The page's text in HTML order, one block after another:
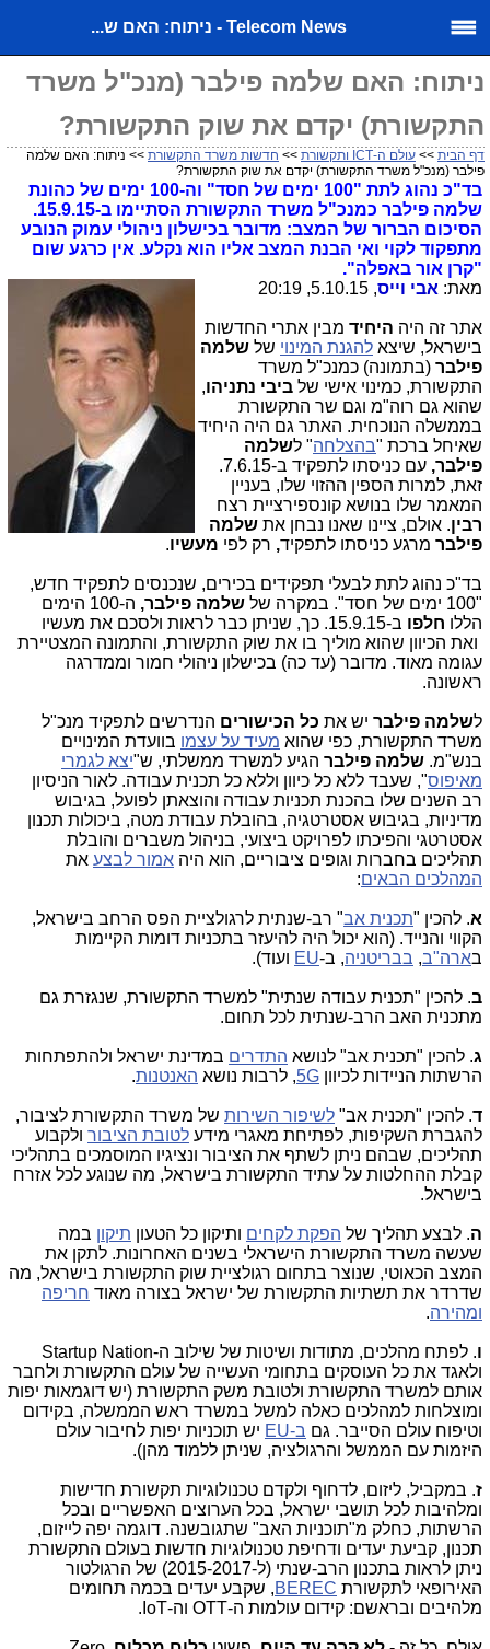
Telecom News - ניתוח: האם ש...
ניתוח: האם שלמה פילבר (מנכ"ל משרד
התקשורת) יקדם את שוק התקשורת?
דף הבית >> עולם ה-ICT ותקשורת >> חדשות משרד התקשורת >> ניתוח: האם שלמה
פילבר (מנכ"ל משרד התקשורת) יקדם את שוק התקשורת?
בד"כ נהוג לתת "100 ימים של חסד" וה-100 ימים של כהונת
שלמה פילבר כמנכ"ל משרד התקשורת הסתיימו ב-15.9.15.
הסיכום הברור של המצב: מדובר בכישלון ניהולי עמוק הנובע
מתפקוד לקוי ואי הבנת המצב אליו הוא נקלע. אין כרגע שום
"קרן אור באפלה".
מאת: אבי וייס, 5.10.15, 20:19
אתר זה היה היחיד מבין אתרי החדשות
בישראל, שיצא להגנת המינוי של שלמה
פילבר (בתמונה) כמנכ"ל משרד
התקשורת, כמינוי אישי של ביבי נתניהו,
שהוא גם רוה"מ וגם שר התקשורת
בממשלה הנוכחית. האתר גם היה היחיד
שאיחל ברכת "בהצלחה" לשלמה
פילבר,
עם כניסתו לתפקיד ב-7.6.15.
זאת, למרות הספין ההזוי שלו, בעניין
המאמר שלו בנושא קונספירציית רצח
רבין. אולם, ציינו שאנו נבחן את שלמה
פילבר מרגע כניסתו לתפקיד, רק לפי מעשיו.
בד"כ נהוג לתת לבעלי תפקידים בכירים, שנכנסים לתפקיד חדש,
"100 ימים של חסד". במקרה של
שלמה פילבר,
ה-100 הימים
הללו חלפו
ב-15.9.15. כך, שניתן כבר לראות ולסכם את מעשיו
ואת הכיוון שהוא מוליך בו את שוק התקשורת, והתמונה המצטיירת
עגומה מאוד. מדובר (עד כה) בכישלון ניהולי חמור וממדרגה
ראשונה.
לשלמה פילבר יש את כל הכישורים הנדרשים לתפקיד מנכ"ל
משרד התקשורת, כפי שהוא מעיד על עצמו בוועדת המינויים
בנש"מ. שלמה פילבר הגיע למשרד ממשלתי, ש"יצא לגמרי
מאיפוס", שעבד ללא כל כיוון וללא כל תכנית עבודה. לאור הניסיון
רב השנים שלו בהכנת תכניות עבודה והוצאתן לפועל, בגיבוש
מדיניות, בגיבוש אסטרטגיה, בהובלת עבודת מטה, ביכולות תכנון
אסטרטגי והפיכתו לפרויקט ביצועי, בניהול משברים והובלת
תהליכים בחברות וגופים ציבוריים, הוא היה אמור לבצע את
המהלכים הבאים:
א. להכין "תכנית אב" רב-שנתית לרגולציית הפס הרחב בישראל,
הקווי והנייד. (הוא יכול היה להיעזר בתכניות דומות הקיימות
בארה"ב, בבריטניה, ב-EU ועוד).
ב. להכין "תכנית עבודה שנתית" למשרד התקשורת, שנגזרת גם
מתכנית האב הרב-שנתית לכל תחום.
ג. להכין "תכנית אב" לנושא התדרים במדינת ישראל ולהתפתחות
הרשתות הניידות לכיוון 5G, לרבות נושא האנטנות.
ד. להכין "תכנית אב" לשיפור השירות של משרד התקשורת לציבור,
להגברת השקיפות, לפתיחת מאגרי מידע לטובת הציבור ולקבוע
תהליכים, שבהם ניתן לשתף את הציבור ונציגיו המוסמכים בתהליכי
קבלת ההחלטות על עתיד התקשורת בישראל, מה שנוגע לכל אזרח
בישראל.
ה. לבצע תהליך של הפקת לקחים ותיקון כל הטעון תיקון במה
שעשה משרד התקשורת הישראלי בשנים האחרונות. לתקן את
המצב הכאוטי, שנוצר בתחום רגולציית שוק התקשורת בישראל, מה
שדרדר את תשתיות התקשורת של ישראל בצורה מאוד חריפה
ומהירה.
ו
. לפתח מהלכים, מתודות ושיטות של שילוב ה-Startup Nation
ולאגד את כל העוסקים בתחומי העשייה של עולם התקשורת ולחבר
אותם למשרד התקשורת ולטובת משק התקשורת (יש דוגמאות יפות
ומוצלחות למהלכים כאלה למשל במשרד ראש הממשלה, בקידום
וטיפוח עולם הסייבר. גם ב-EU
יש תוכניות יפות לחיבור עולם
היזמות עם הממשל והרגולציה, שניתן ללמוד מהן).
ז. במקביל, ליזום, לדחוף ולקדם טכנולוגיות תקשורת חדישות
ומלהיבות לכל תושבי ישראל, בכל הערוצים האפשריים ובכל
הרשתות, כחלק מ"תוכניות האב" שתגובשנה. דוגמה יפה לייזום,
תכנון, קביעת יעדים ודחיפת טכנולוגיות חדשות בעולם התקשורת
ניתן לראות בתכנון הרב-שנתי (ל-2015-2017) של הרגולטור
האירופאי לתקשורת BEREC, שקבע יעדים בכמה תחומים
מלהיבים ובראשם: קידום עולמות ה-OTT וה-IoT.